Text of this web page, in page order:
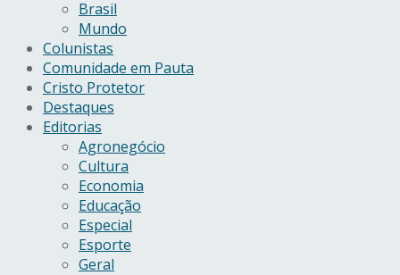
Brasil
Mundo
Colunistas
Comunidade em Pauta
Cristo Protetor
Destaques
Editorias
Agronegócio
Cultura
Economia
Educação
Especial
Esporte
Geral